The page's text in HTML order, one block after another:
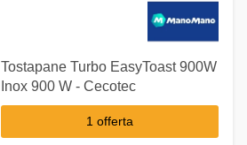
Tostapane Turbo EasyToast 900W
Inox 900 W - Cecotec
1 offerta